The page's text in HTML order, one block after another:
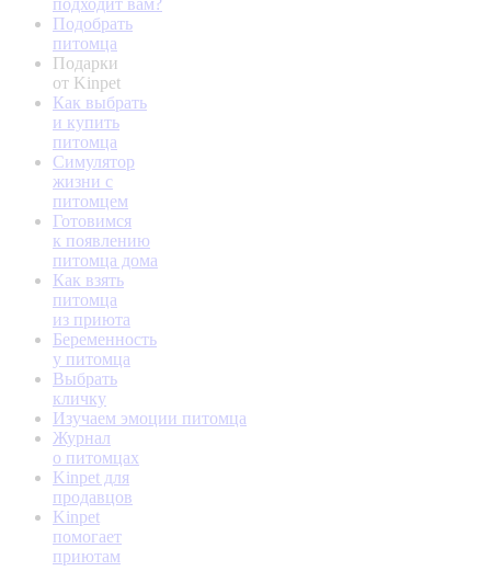
подходит вам?
Подобрать
питомца
Подарки
от Kinpet
Как выбрать
и купить
питомца
Симулятор
жизни с
питомцем
Готовимся
к появлению
питомца дома
Как взять
питомца
из приюта
Беременность
у питомца
Выбрать
кличку
Изучаем эмоции питомца
Журнал
о питомцах
Kinpet для
продавцов
Kinpet
помогает
приютам